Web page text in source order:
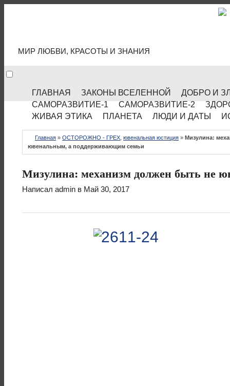
МИР ЛЮБВИ, КРАСОТЫ И ЗНАНИЯ
ГЛАВНАЯ ЗАКОНЫ ВСЕЛЕННОЙ
ДОБРО И
САМОРАЗВИТИЕ-1
САМОРАЗВИТИЕ-2
ЖИВАЯ ЭТИКА
ПЛАНЕТА ЛЮДИ И ДАТЫ
Главная » ОСТОРОЖНО - ГРЕХ ювенальная юстиция » Мизулина:
ювенальным, а поддерживающим семьи
Мизулина: механизм должен быть не
Написал admin в Май 30, 2017